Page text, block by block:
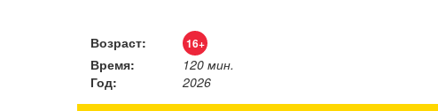
Возраст: 16+
Время:
120 мин.
Год:
2026